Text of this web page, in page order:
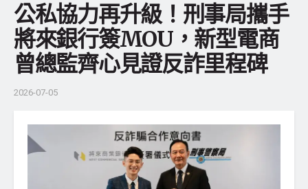
公私協力再升級！刑事局攜手
將來銀行簽MOU，新型電商
曾總監齊心見證反詐里程碑
2026-07-05